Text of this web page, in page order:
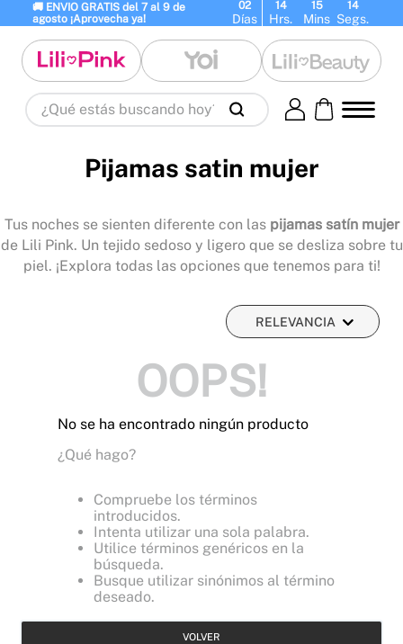
🚚 ENVIO GRATIS del 7 al 9 de
agosto ¡Aprovecha ya!
02
Días
14
Hrs.
15
Mins
14
Segs.
¿Qué estás buscando hoy?
Pijamas satin mujer
Tus noches se sienten diferente con las pijamas satín mujer
de Lili Pink. Un tejido sedoso y ligero que se desliza sobre tu
piel. ¡Explora todas las opciones que tenemos para ti!
RELEVANCIA
OOPS!
No se ha encontrado ningún producto
¿Qué hago?
Compruebe los términos
introducidos.
Intenta utilizar una sola palabra.
Utilice términos genéricos en la
búsqueda.
Busque utilizar sinónimos al término
deseado.
VOLVER
panty vestidos baño
7. perfume 8. perfumes 9. maletas